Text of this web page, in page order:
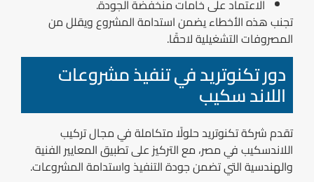
الاعتماد على خامات منخفضة الجودة.
تجنب هذه الأخطاء يضمن استدامة المشروع ويقلل من
المصروفات التشغيلية لاحقًا.
دور تكنوتريد في تنفيذ مشروعات
اللاند سكيب
تقدم شركة تكنوتريد حلولًا متكاملة في مجال تركيب
اللاندسكيب في مصر، مع التركيز على تطبيق المعايير الفنية
والهندسية التي تضمن جودة التنفيذ واستدامة المشروعات.